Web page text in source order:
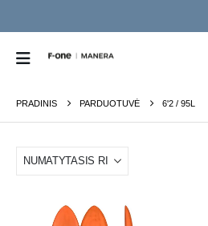
PRADINIS PARDUOTUVĖ 6'2 / 95L